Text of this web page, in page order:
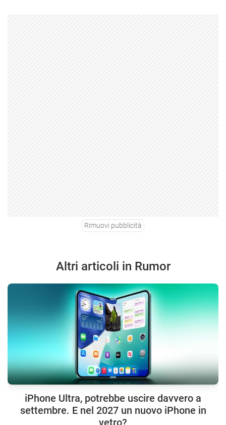
Rimuovi pubblicità
Altri articoli in Rumor
iPhone Ultra, potrebbe uscire davvero a
settembre. E nel 2027 un nuovo iPhone in
vetro?